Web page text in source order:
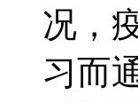
况，
习而